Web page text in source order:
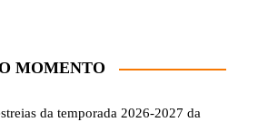
MOMENTO
da temporada 2026-2027 da